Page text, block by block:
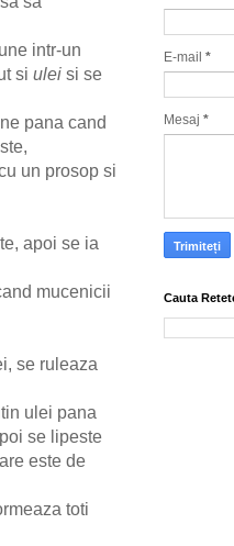
intr-un
si ulei si se
pana cand
un prosop si
apoi se ia
mucenicii
se ruleaza
ulei pana
se lipeste
este de
toti
E-mail *
Mesaj *
Cauta